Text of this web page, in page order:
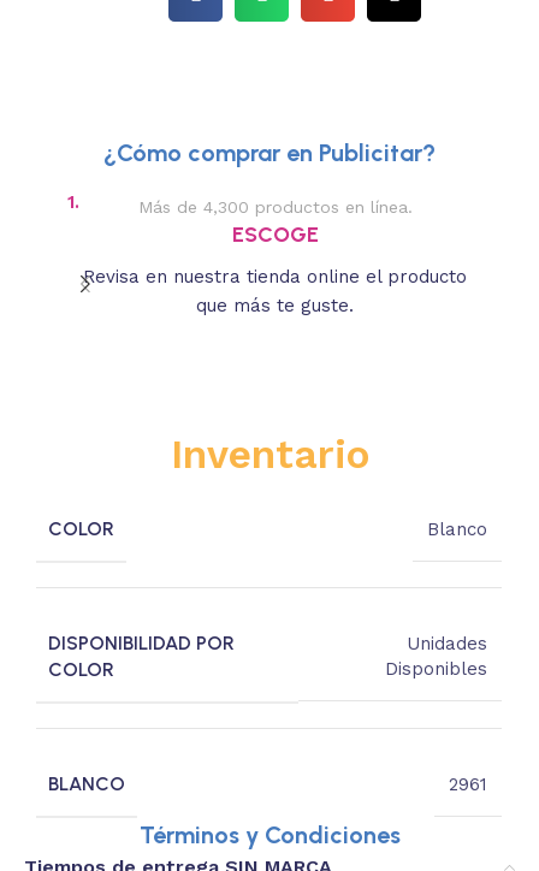
¿Cómo comprar en Publicitar?
1. Más de 4,300 productos en línea.
ESCOGE
Revisa en nuestra tienda online el producto
que más te guste.
Inventario
COLOR Blanco
DISPONIBILIDAD POR
COLOR
Unidades
Disponibles
BLANCO 2961
Términos y Condiciones
Tiempos de entrega SIN MARCA